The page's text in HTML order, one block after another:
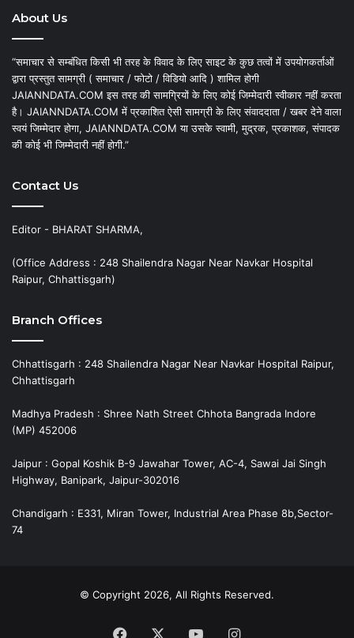
About Us
“समाचार से सम्बंधित किसी भी तरह के विवाद के लिए साइट के कुछ तत्वों में उपयोगकर्ताओं
द्वारा प्रस्तुत सामग्री ( समाचार / फोटो / विडियो आदि ) शामिल होगी
JAIANNDATA.COM इस तरह की सामग्रियों के लिए कोई जिम्मेदारी स्वीकार नहीं करता
है। JAIANNDATA.COM में प्रकाशित ऐसी सामग्री के लिए संवाददाता / खबर देने वाला
स्वयं जिम्मेदार होगा, JAIANNDATA.COM या उसके स्वामी, मुद्रक, प्रकाशक, संपादक
की कोई भी जिम्मेदारी नहीं होगी.”
Contact Us
Editor - BHARAT SHARMA,
(Office Address : 248 Shailendra Nagar Near Navkar Hospital
Raipur, Chhattisgarh)
Branch Offices
Chhattisgarh : 248 Shailendra Nagar Near Navkar Hospital Raipur,
Chhattisgarh
Madhya Pradesh : Shree Nath Street Chhota Bangrada Indore
(MP) 452006
Jaipur : Gopal Koshik B-9 Jawahar Tower, AC-4, Sawai Jai Singh
Highway, Banipark, Jaipur-302016
Chandigarh : E331, Miran Tower, Industrial Area Phase 8b,Sector-
74
© Copyright 2026, All Rights Reserved.
Facebook YouTubeInstagram